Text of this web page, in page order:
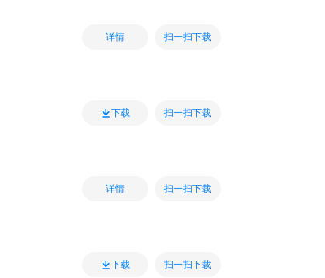
详情 扫一扫下载
下载 扫一扫下载
详情 扫一扫下载
下载 扫一扫下载